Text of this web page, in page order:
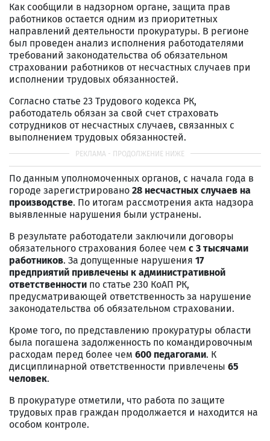
Как сообщили в надзорном органе, защита прав
работников остается одним из приоритетных
направлений деятельности прокуратуры. В регионе
был проведен анализ исполнения работодателями
требований законодательства об обязательном
страховании работников от несчастных случаев при
исполнении трудовых обязанностей.
Согласно статье 23 Трудового кодекса РК,
работодатель обязан за свой счет страховать
сотрудников от несчастных случаев, связанных с
выполнением трудовых обязанностей.
По данным уполномоченных органов, с начала года в
городе зарегистрировано 28 несчастных случаев на
производстве. По итогам рассмотрения акта надзора
выявленные нарушения были устранены.
В результате работодатели заключили договоры
обязательного страхования более чем с 3 тысячами
работников. За допущенные нарушения 17
предприятий привлечены к административной
ответственности по статье 230 КоАП РК,
предусматривающей ответственность за нарушение
законодательства об обязательном страховании.
Кроме того, по представлению прокуратуры области
была погашена задолженность по командировочным
расходам перед более чем 600 педагогами. К
дисциплинарной ответственности привлечены 65
человек.
В прокуратуре отметили, что работа по защите
трудовых прав граждан продолжается и находится на
особом контроле.